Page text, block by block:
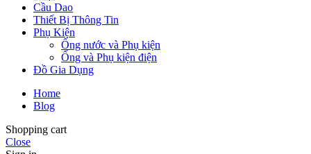
Cầu Dao
Thiết Bị Thông Tin
Phụ Kiện
Ống nước và Phụ kiện
Ống và Phụ kiện điện
Đồ Gia Dụng
Home
Blog
Shopping cart
Close